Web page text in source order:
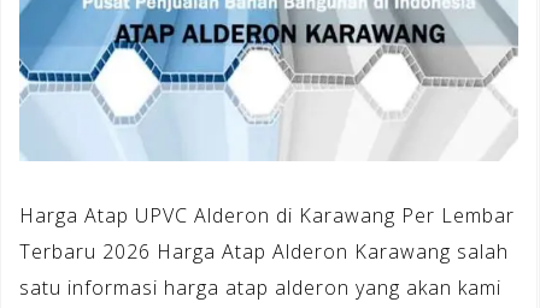
Harga Atap UPVC Alderon di Karawang Per Lembar
Terbaru 2026 Harga Atap Alderon Karawang salah
satu informasi harga atap alderon yang akan kami